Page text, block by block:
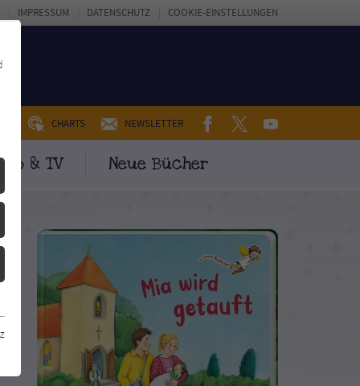
CHARTS NEWSLETTER FACEBOOKTWITTERYOUTUBE
& TV Neue Bücher
IMPRESSUM DATENSCHUTZ COOKIE-EINSTELLUNGEN